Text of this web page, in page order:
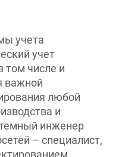
учет
числе и
важной
любой
и
инженер
– специалист,